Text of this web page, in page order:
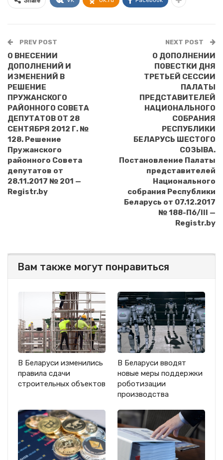
PREV POST
О ВНЕСЕНИИ
ДОПОЛНЕНИЙ И
ИЗМЕНЕНИЙ В
РЕШЕНИЕ
ПРУЖАНСКОГО
РАЙОННОГО СОВЕТА
ДЕПУТАТОВ ОТ 28
СЕНТЯБРЯ 2012 Г. №
128. Решение
Пружанского
районного Совета
депутатов от
28.11.2017 № 201 —
Registr.by
NEXT POST
О ДОПОЛНЕНИИ
ПОВЕСТКИ ДНЯ
ТРЕТЬЕЙ СЕССИИ
ПАЛАТЫ
ПРЕДСТАВИТЕЛЕЙ
НАЦИОНАЛЬНОГО
СОБРАНИЯ
РЕСПУБЛИКИ
БЕЛАРУСЬ ШЕСТОГО
СОЗЫВА.
Постановление Палаты
представителей
Национального
собрания Республики
Беларусь от 07.12.2017
№ 188-П6/III —
Registr.by
Вам также могут понравиться
В Беларуси изменились
правила сдачи
строительных объектов
В Беларуси вводят
новые меры поддержки
роботизации
производства